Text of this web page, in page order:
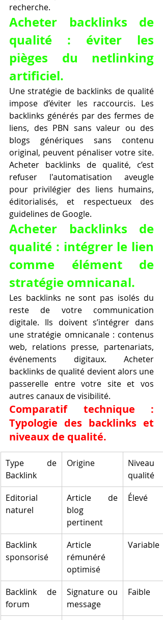
recherche.
Acheter backlinks de
qualité : éviter les
pièges du netlinking
artificiel.
Une stratégie de backlinks de qualité
impose d’éviter les raccourcis. Les
backlinks générés par des fermes de
liens, des PBN sans valeur ou des
blogs génériques sans contenu
original, peuvent pénaliser votre site.
Acheter backlinks de qualité, c’est
refuser l'automatisation aveugle
pour privilégier des liens humains,
éditorialisés, et respectueux des
guidelines de Google.
Acheter backlinks de
qualité : intégrer le lien
comme élément de
stratégie omnicanal.
Les backlinks ne sont pas isolés du
reste de votre communication
digitale. Ils doivent s’intégrer dans
une stratégie omnicanale : contenus
web, relations presse, partenariats,
événements digitaux. Acheter
backlinks de qualité devient alors une
passerelle entre votre site et vos
autres canaux de visibilité.
Comparatif technique :
Typologie des backlinks et
niveaux de qualité.
Type de
Backlink
Origine
Niveau
qualité
Editorial
naturel
Article de
blog
pertinent
Élevé
Backlink
sponsorisé
Article
rémunéré
optimisé
Variable
Backlink de
forum
Signature ou
message
Faible